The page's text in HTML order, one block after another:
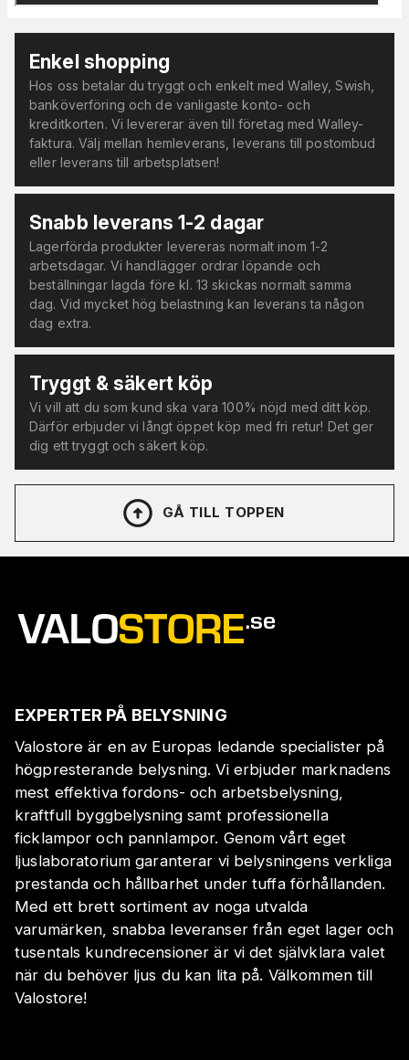
Enkel shopping
Hos oss betalar du tryggt och enkelt med Walley, Swish,
banköverföring och de vanligaste konto- och
kreditkorten. Vi levererar även till företag med Walley-
faktura. Välj mellan hemleverans, leverans till postombud
eller leverans till arbetsplatsen!
Snabb leverans 1-2 dagar
Lagerförda produkter levereras normalt inom 1-2
arbetsdagar. Vi handlägger ordrar löpande och
beställningar lagda före kl. 13 skickas normalt samma
dag. Vid mycket hög belastning kan leverans ta någon
dag extra.
Tryggt & säkert köp
Vi vill att du som kund ska vara 100% nöjd med ditt köp.
Därför erbjuder vi långt öppet köp med fri retur! Det ger
dig ett tryggt och säkert köp.
GÅ TILL TOPPEN
EXPERTER PÅ BELYSNING
Valostore är en av Europas ledande specialister på
högpresterande belysning. Vi erbjuder marknadens
mest effektiva fordons- och arbetsbelysning,
kraftfull byggbelysning samt professionella
ficklampor och pannlampor. Genom vårt eget
ljuslaboratorium garanterar vi belysningens verkliga
prestanda och hållbarhet under tuffa förhållanden.
Med ett brett sortiment av noga utvalda
varumärken, snabba leveranser från eget lager och
tusentals kundrecensioner är vi det självklara valet
när du behöver ljus du kan lita på. Välkommen till
Valostore!